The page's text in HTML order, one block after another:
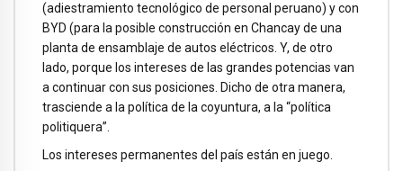
(adiestramiento tecnológico de personal peruano) y con
BYD (para la posible construcción en Chancay de una
planta de ensamblaje de autos eléctricos. Y, de otro
lado, porque los intereses de las grandes potencias van
a continuar con sus posiciones. Dicho de otra manera,
trasciende a la política de la coyuntura, a la “política
politiquera”.
Los intereses permanentes del país están en juego.